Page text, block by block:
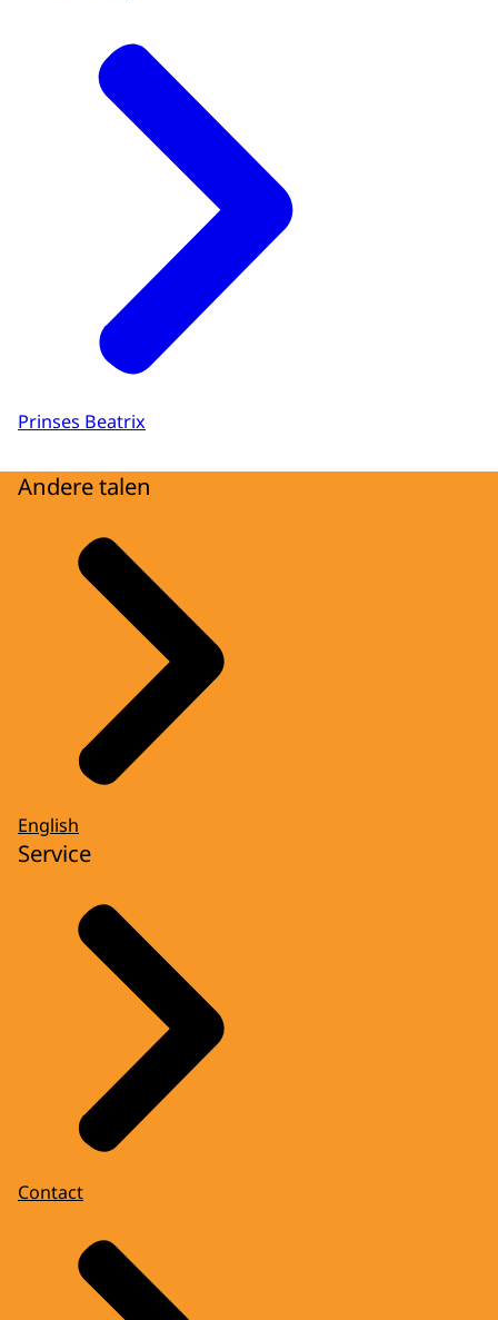
Prinses Beatrix
Andere talen
English
Service
Contact